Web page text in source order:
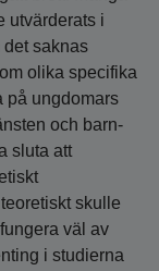
utvärderats i
det saknas
olika specifika
på ungdomars
och barn-
sluta att
skulle
väl av
i studierna